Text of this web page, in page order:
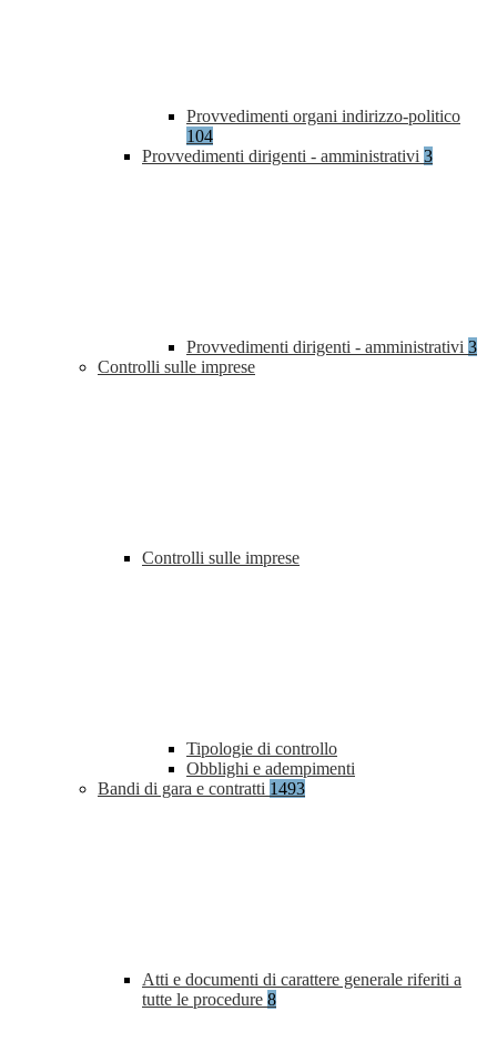
Provvedimenti organi indirizzo-politico
104
Provvedimenti dirigenti - amministrativi 3
Provvedimenti dirigenti - amministrativi 3
Controlli sulle imprese
Controlli sulle imprese
Tipologie di controllo
Obblighi e adempimenti
Bandi di gara e contratti 1493
Atti e documenti di carattere generale riferiti a
tutte le procedure 8